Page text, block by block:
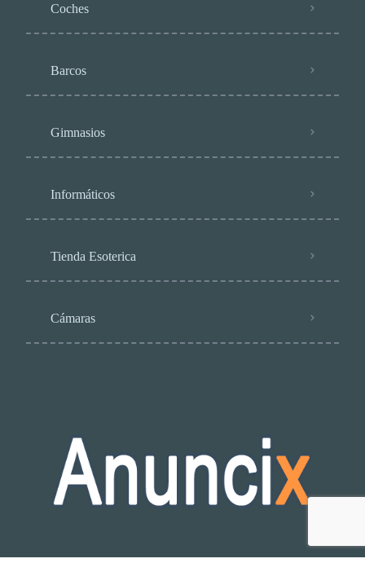
Coches
Barcos
Gimnasios
Informáticos
Tienda Esoterica
Cámaras